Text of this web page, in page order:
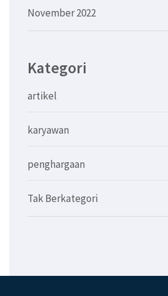
November 2022
Kategori
artikel
karyawan
penghargaan
Tak Berkategori